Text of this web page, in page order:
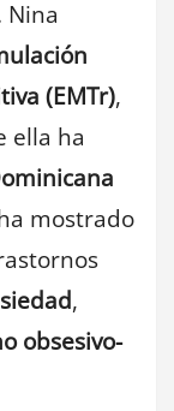
Nina
(EMTr),
ella ha
mostrado
,
obsesivo-